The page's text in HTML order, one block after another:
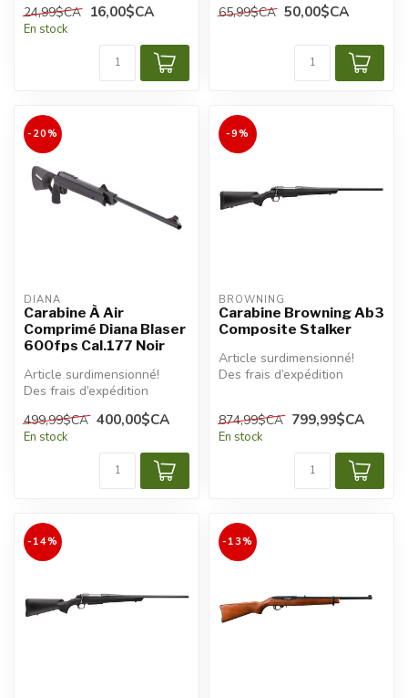
24,99$CA 16,00$CA
En stock
65,99$CA 50,00$CA
-20%
DIANA
Carabine À Air
Comprimé Diana Blaser
600fps Cal.177 Noir
Article surdimensionné!
Des frais d’expédition
appliqués.
499,99$CA 400,00$CA
En stock
-9%
BROWNING
Carabine Browning Ab3
Composite Stalker
Article surdimensionné!
Des frais d’expédition
874,99$CA 799,99$CA
En stock
-14% -13%